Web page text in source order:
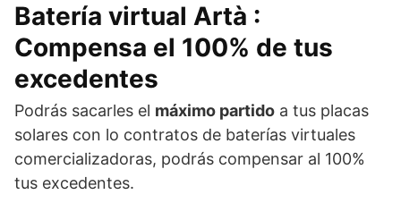
Batería virtual Artà :
Compensa el 100% de tus
excedentes
Podrás sacarles el máximo partido a tus placas
solares con lo contratos de baterías virtuales
comercializadoras, podrás compensar al 100%
tus excedentes.